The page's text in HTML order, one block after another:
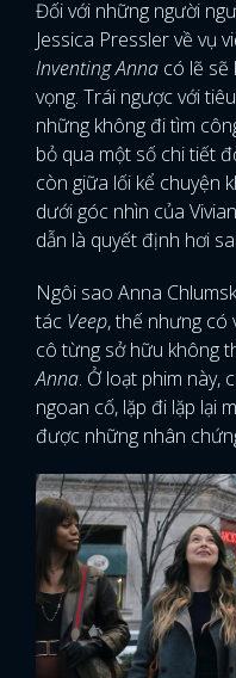
Đối với những người
Jessica Pressler về vụ
Inventing Anna có lẽ sẽ
vọng. Trái ngược với
những không đi tìm
bỏ qua một số chi tiết
còn giữa lối kể chuyện
dưới góc nhìn của
dẫn là quyết định hơi
Ngôi sao Anna
tác Veep, thế nhưng có
cô từng sở hữu không
Anna. Ở loạt phim này,
ngoan cố, lặp đi lặp lại
được những nhân